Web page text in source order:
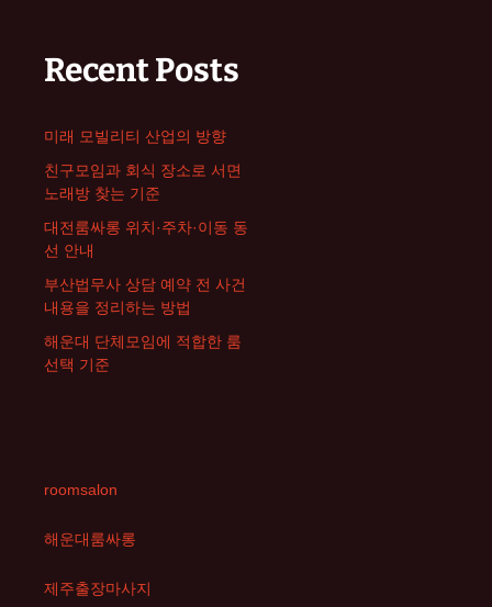
Recent Posts
미래 모빌리티 산업의 방향
친구모임과 회식 장소로 서면
노래방 찾는 기준
대전룸싸롱 위치·주차·이동 동
선 안내
부산법무사 상담 예약 전 사건
내용을 정리하는 방법
해운대 단체모임에 적합한 룸
선택 기준
roomsalon
해운대룸싸롱
제주출장마사지